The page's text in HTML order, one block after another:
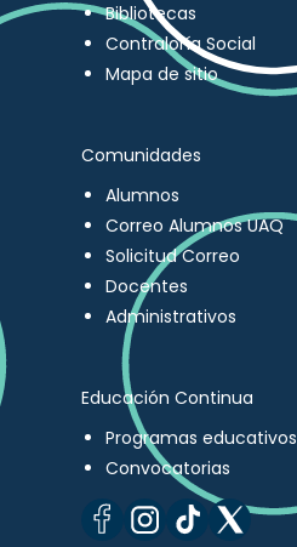
Bibliotecas
Contraloría Social
Mapa de sitio
Comunidades
Alumnos
Correo Alumnos UAQ
Solicitud Correo
Docentes
Administrativos
Educación Continua
Programas educativos
Convocatorias